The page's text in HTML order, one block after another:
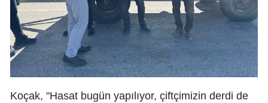
Koçak, "Hasat bugün yapılıyor, çiftçimizin derdi de